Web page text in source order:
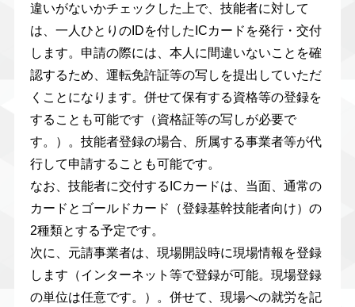
違いがないかチェックした上で、技能者に対して
は、一人ひとりのIDを付したICカードを発行・交付
します。申請の際には、本人に間違いないことを確
認するため、運転免許証等の写しを提出していただ
くことになります。併せて保有する資格等の登録を
することも可能です（資格証等の写しが必要で
す。）。技能者登録の場合、所属する事業者等が代
行して申請することも可能です。
なお、技能者に交付するICカードは、当面、通常の
カードとゴールドカード（登録基幹技能者向け）の
2種類とする予定です。
次に、元請事業者は、現場開設時に現場情報を登録
します（インターネット等で登録が可能。現場登録
の単位は任意です。）。併せて、現場への就労を記